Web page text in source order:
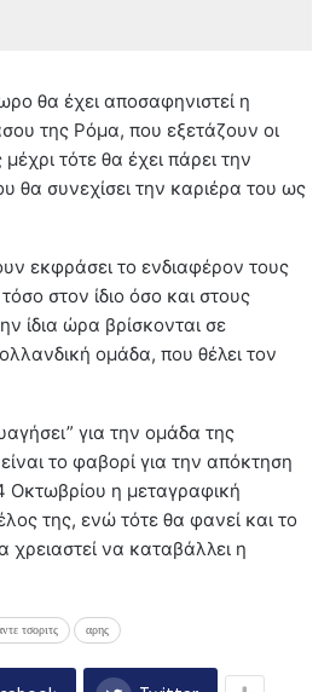
θα έχει αποσαφηνιστεί η
της Ρόμα, που εξετάζουν οι
τότε θα έχει πάρει την
θα συνεχίσει την καριέρα του ως
εκφράσει το ενδιαφέρον τους
στον ίδιο όσο και στους
ίδια ώρα βρίσκονται σε
ομάδα, που θέλει τον
για την ομάδα της
το φαβορί για την απόκτηση
Οκτωβρίου η μεταγραφική
της, ενώ τότε θα φανεί και το
να καταβάλλει η
τσοριτς αρης